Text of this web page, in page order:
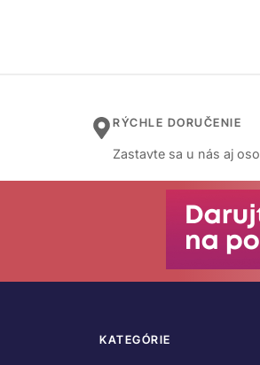
RÝCHLE DORUČENIE
Zastavte sa u nás aj
KATEGÓRIE